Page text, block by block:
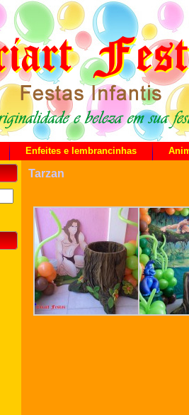
Enfeites e lembrancinhas
Tarzan